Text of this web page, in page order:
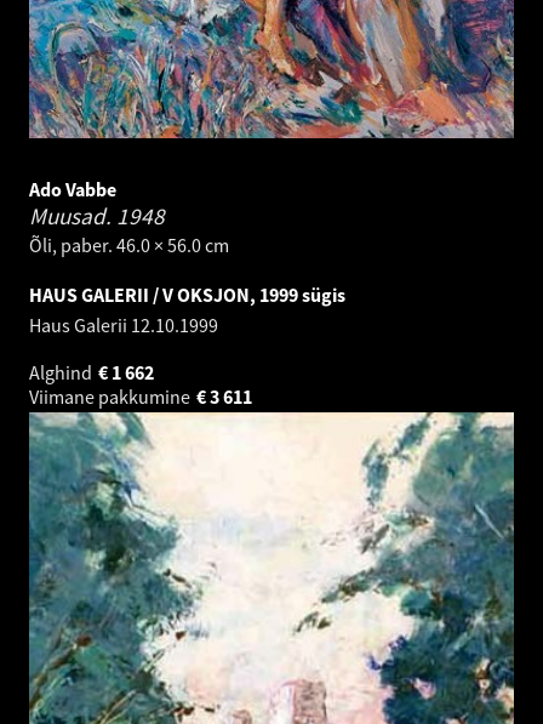
Ado Vabbe
Muusad. 1948
Õli, paber. 46.0 × 56.0 cm
HAUS GALERII / V OKSJON, 1999 sügis
Haus Galerii 12.10.1999
Alghind
1 662
€
Viimane pakkumine
3 611
€